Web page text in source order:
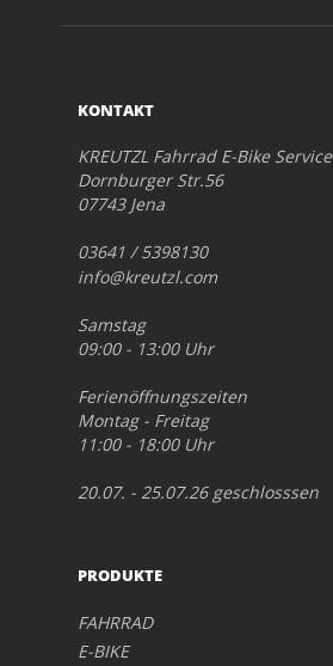
KONTAKT
KREUTZL Fahrrad E-Bike Service
Dornburger Str.56
07743 Jena
03641 / 5398130
info@kreutzl.com
Samstag
09:00 - 13:00 Uhr
Ferienöffnungszeiten
Montag - Freitag
11:00 - 18:00 Uhr
20.07. - 25.07.26 geschlosssen
PRODUKTE
FAHRRAD
E-BIKE